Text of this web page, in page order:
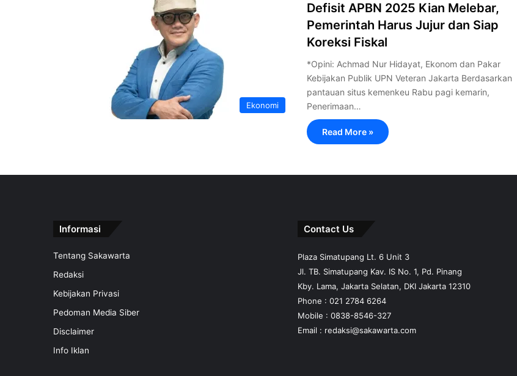
Ekonomi
Defisit APBN 2025 Kian Melebar,
Pemerintah Harus Jujur dan Siap
Koreksi Fiskal
*Opini: Achmad Nur Hidayat, Ekonom dan Pakar
Kebijakan Publik UPN Veteran Jakarta Berdasarkan
pantauan situs kemenkeu Rabu pagi kemarin,
Penerimaan…
Read More »
Informasi
Tentang Sakawarta
Redaksi
Kebijakan Privasi
Pedoman Media Siber
Disclaimer
Info Iklan
Contact Us
Plaza Simatupang Lt. 6 Unit 3
Jl. TB. Simatupang Kav. IS No. 1, Pd. Pinang
Kby. Lama, Jakarta Selatan, DKI Jakarta 12310
Phone : 021 2784 6264
Mobile : 0838-8546-327
Email : redaksi@sakawarta.com